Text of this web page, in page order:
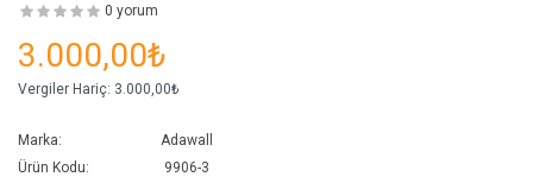
0 yorum
3.000,00₺
Vergiler Hariç: 3.000,00₺
Marka:
Adawall
Ürün Kodu:
9906-3